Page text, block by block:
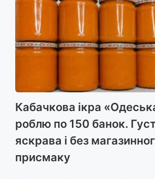
Кабачкова ікра
роблю по 150 банок.
яскрава і без
присмаку